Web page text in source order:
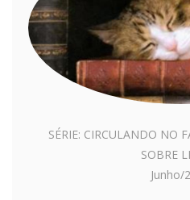
SÉRIE: CIRCULANDO NO
SOBRE
Junho/